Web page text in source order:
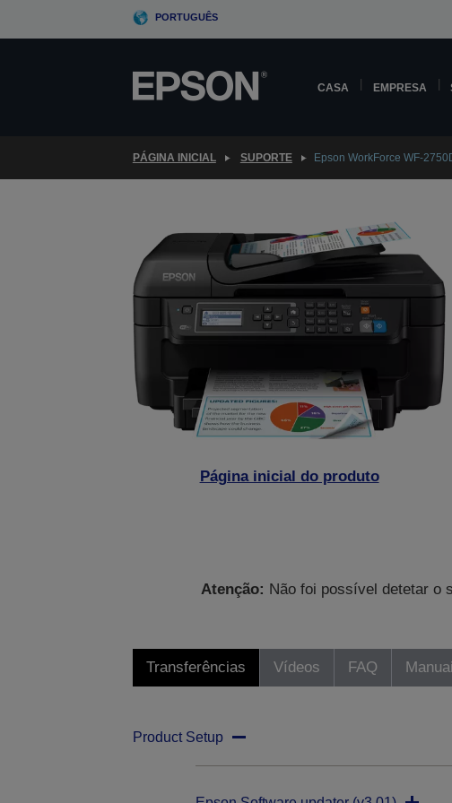
PORTUGUÊS
CASA EMPRESA
PÁGINA INICIAL SUPORTE Epson WorkForce WF-
Página inicial do produto
Atenção: Não foi possível detetar o
Transferências Vídeos FAQ
Product Setup